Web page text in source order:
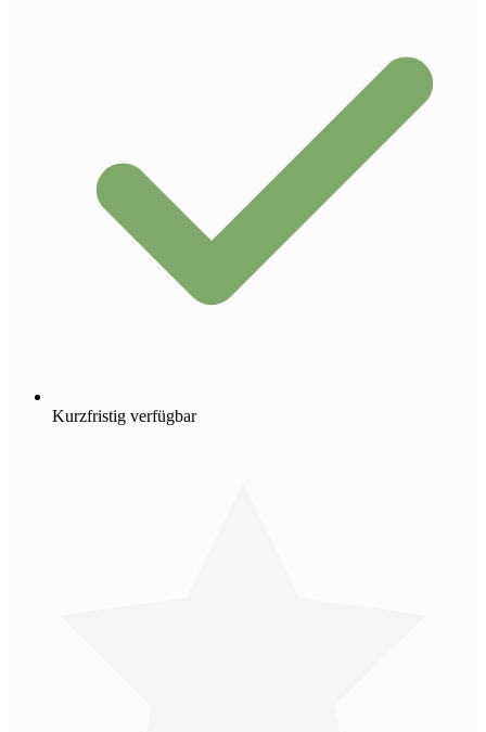
Kurzfristig verfügbar